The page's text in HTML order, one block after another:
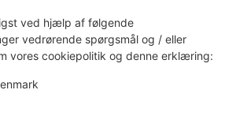
ved hjælp af følgende
vedrørende spørgsmål og / eller
vores cookiepolitik og denne erklæring: